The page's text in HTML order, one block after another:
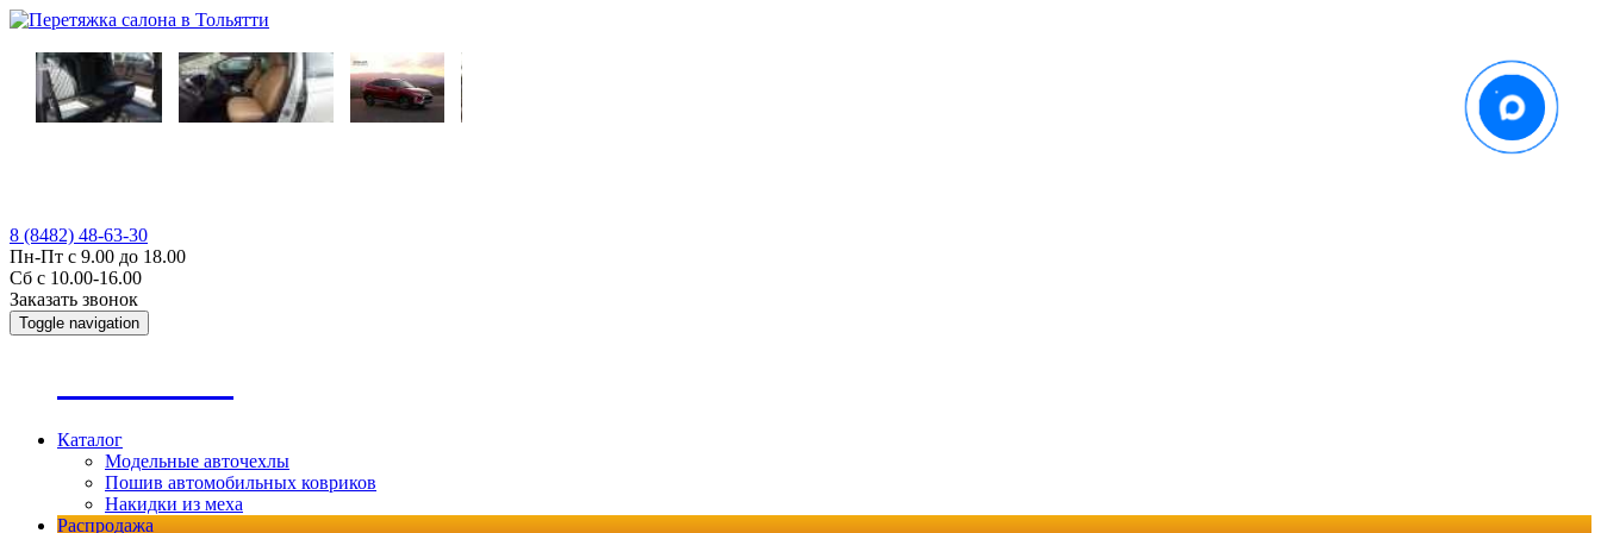
8 (8482) 48-63-30
Пн-Пт с 9.00 до 18.00
Сб с 10.00-16.00
Заказать звонок
Toggle navigation
Каталог
Модельные авточехлы
Пошив автомобильных ковриков
Накидки из меха
Распродажа